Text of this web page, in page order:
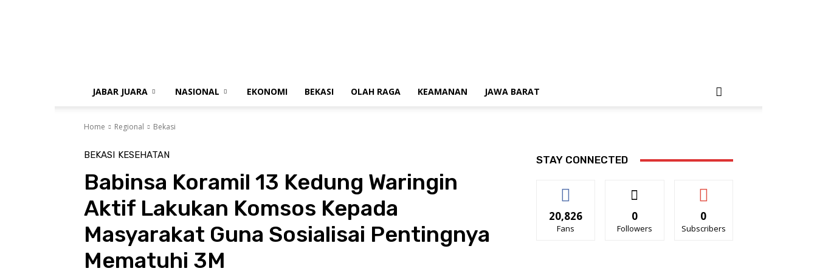
JABAR JUARA NASIONAL EKONOMI BEKASI OLAH RAGA KEAMANAN JAWA BARAT
Home Regional Bekasi
BEKASI KESEHATAN
Babinsa Koramil 13 Kedung Waringin
Aktif Lakukan Komsos Kepada
Masyarakat Guna Sosialisai Pentingnya
Mematuhi 3M
STAY CONNECTED
20,826
Fans
0
Followers
0
Subscribers